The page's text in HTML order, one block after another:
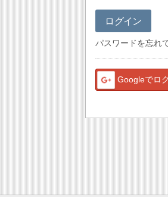
ログイン
パスワードを忘れ
Googleでロ